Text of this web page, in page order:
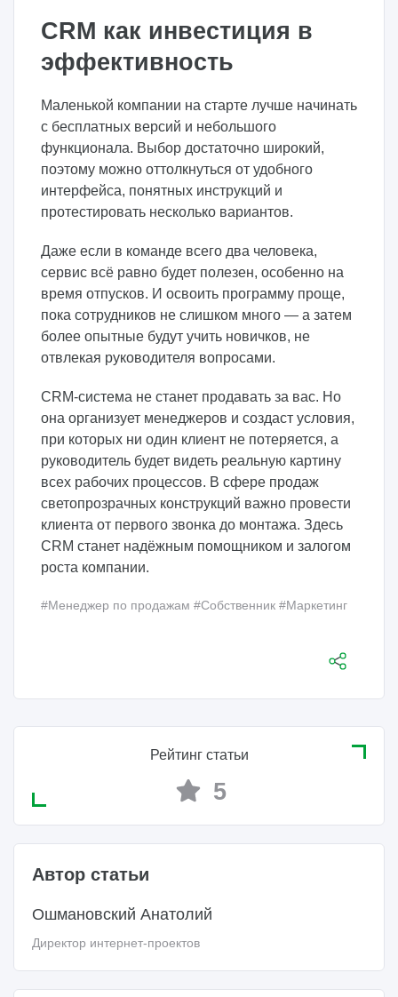
CRM как инвестиция в
эффективность
Маленькой компании на старте лучше начинать
с бесплатных версий и небольшого
функционала. Выбор достаточно широкий,
поэтому можно оттолкнуться от удобного
интерфейса, понятных инструкций и
протестировать несколько вариантов.
Даже если в команде всего два человека,
сервис всё равно будет полезен, особенно на
время отпусков. И освоить программу проще,
пока сотрудников не слишком много — а затем
более опытные будут учить новичков, не
отвлекая руководителя вопросами.
CRM-система не станет продавать за вас. Но
она организует менеджеров и создаст условия,
при которых ни один клиент не потеряется, а
руководитель будет видеть реальную картину
всех рабочих процессов. В сфере продаж
светопрозрачных конструкций важно провести
клиента от первого звонка до монтажа. Здесь
CRM станет надёжным помощником и залогом
роста компании.
#Менеджер по продажам #Собственник #Маркетинг
Рейтинг статьи
5
Автор статьи
Ошмановский Анатолий
Директор интернет-проектов